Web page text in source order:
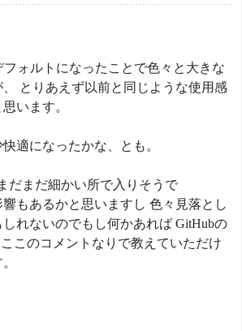
フォルトになったことで色々と大きな
とりあえず以前と同じような使用感
います。
適になったかな、とも。
だまだ細かい所で入りそうで
響もあるかと思いますし 色々見落とし
れないのでもし何かあれば GitHubの
ここのコメントなりで教えていただけ